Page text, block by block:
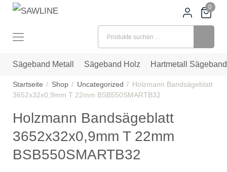
0
Sägeband Metall Sägeband Holz Hartmetall Sägeband
Startseite Shop Uncategorized
Holzmann Bandsägeblatt
3652x32x0,9mm T 22mm BSB550SMARTB32
Holzmann Bandsägeblatt
3652x32x0,9mm T 22mm
BSB550SMARTB32